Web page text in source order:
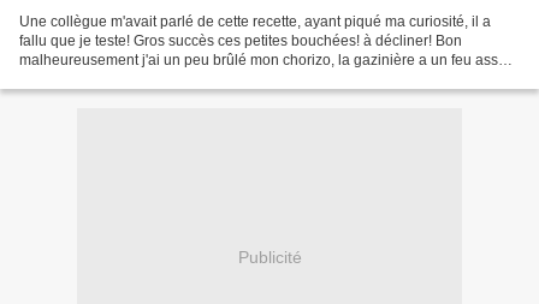
Une collègue m'avait parlé de cette recette, ayant piqué ma curiosité, il a
fallu que je teste! Gros succès ces petites bouchées! à décliner! Bon
malheureusement j'ai un peu brûlé mon chorizo, la gazinière a un feu assez
Publicité